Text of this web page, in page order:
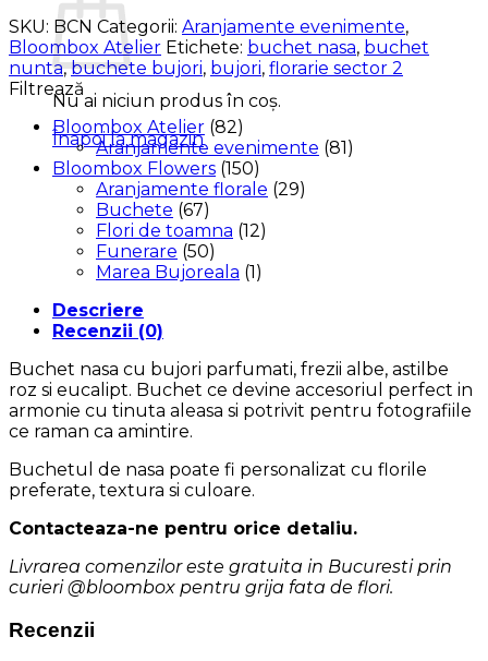
Nu ai niciun produs în coș.
Înapoi la magazin
SKU: BCN Categorii: Aranjamente evenimente,
Bloombox Atelier Etichete: buchet nasa, buchet
nunta,buchete bujori, bujori, florarie sector 2
Filtrează
Bloombox Atelier (82)
Aranjamente evenimente (81)
Bloombox Flowers (150)
Aranjamente florale (29)
Buchete (67)
Flori de toamna (12)
Funerare (50)
Marea Bujoreala (1)
Descriere
Recenzii (0)
Buchet nasa cu bujori parfumati, frezii albe, astilbe
roz si eucalipt. Buchet ce devine accesoriul perfect in
armonie cu tinuta aleasa si potrivit pentru fotografiile
ce raman ca amintire.
Buchetul de nasa poate fi personalizat cu florile
preferate, textura si culoare.
Contacteaza-ne pentru orice detaliu.
Livrarea comenzilor este gratuita in Bucuresti prin
curieri @bloombox pentru grija fata de flori.
Recenzii